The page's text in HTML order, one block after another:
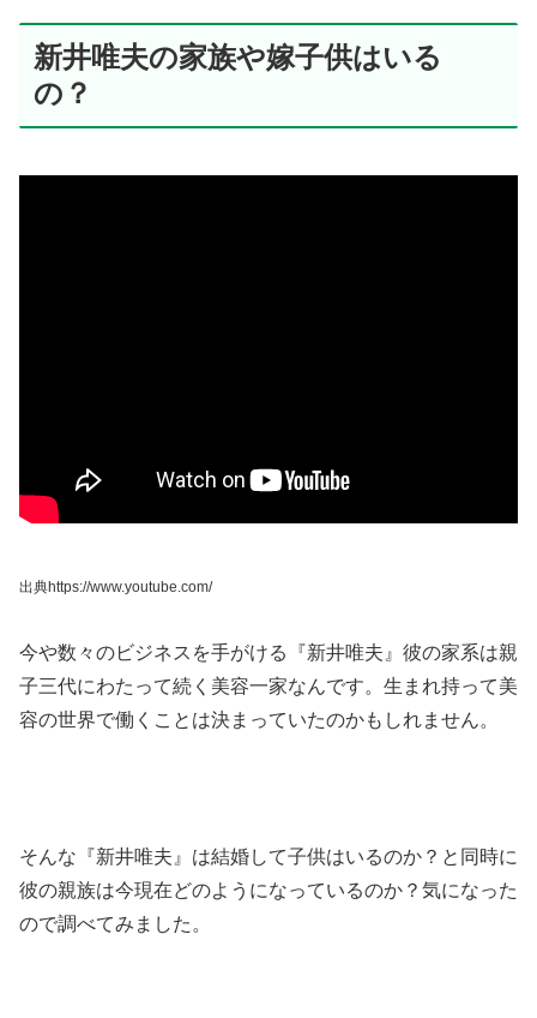
新井唯夫の家族や嫁子供はいる
の？
出典https://www.youtube.com/
今や数々のビジネスを手がける『新井唯夫』彼の家系は親
子三代にわたって続く美容一家なんです。生まれ持って美
容の世界で働くことは決まっていたのかもしれません。
そんな『新井唯夫』は結婚して子供はいるのか？と同時に
彼の親族は今現在どのようになっているのか？気になった
ので調べてみました。